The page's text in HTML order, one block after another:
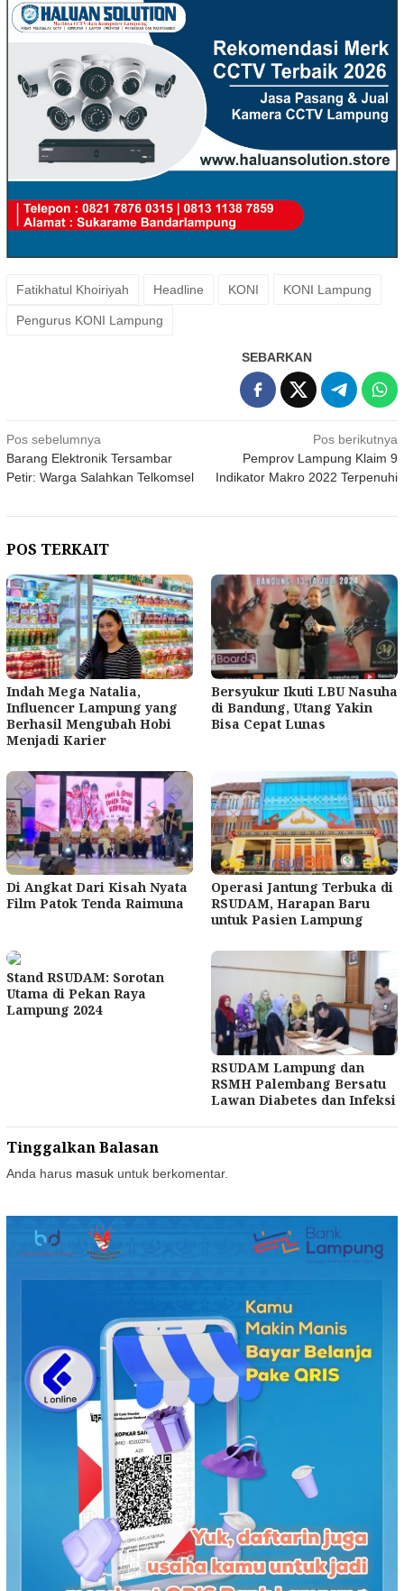
Fatikhatul Khoiriyah Headline KONI KONI Lampung
Pengurus KONI Lampung
SEBARKAN
Navigasi
pos
Pos sebelumnya
Barang Elektronik Tersambar
Petir: Warga Salahkan Telkomsel
Pos berikutnya
Pemprov Lampung Klaim 9
Indikator Makro 2022 Terpenuhi
POS TERKAIT
Indah Mega Natalia,
Influencer Lampung yang
Berhasil Mengubah Hobi
Menjadi Karier
Bersyukur Ikuti LBU Nasuha
di Bandung, Utang Yakin
Bisa Cepat Lunas
Di Angkat Dari Kisah Nyata
Film Patok Tenda Raimuna
Operasi Jantung Terbuka di
RSUDAM, Harapan Baru
untuk Pasien Lampung
Stand RSUDAM: Sorotan
Utama di Pekan Raya
Lampung 2024
RSUDAM Lampung dan
RSMH Palembang Bersatu
Lawan Diabetes dan Infeksi
Tinggalkan Balasan
Anda harus masuk untuk berkomentar.